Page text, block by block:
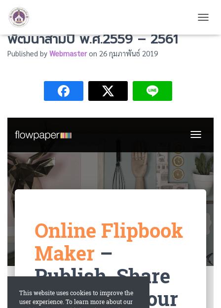
แจ้งผลการติดตามและประเมินผลแผน
พัฒนาสามปี พ.ศ.2559 – 2561
Published by Webmasteron 26 กุมภาพันธ์ 2019